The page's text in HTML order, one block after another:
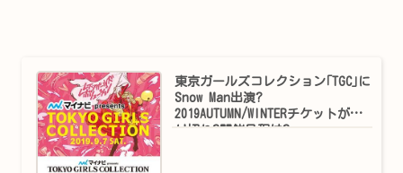
東京ガールズコレクション｢TGC｣に
Snow Man出演?
2019AUTUMN/WINTERチケットが売
り切れ?開催日程は?